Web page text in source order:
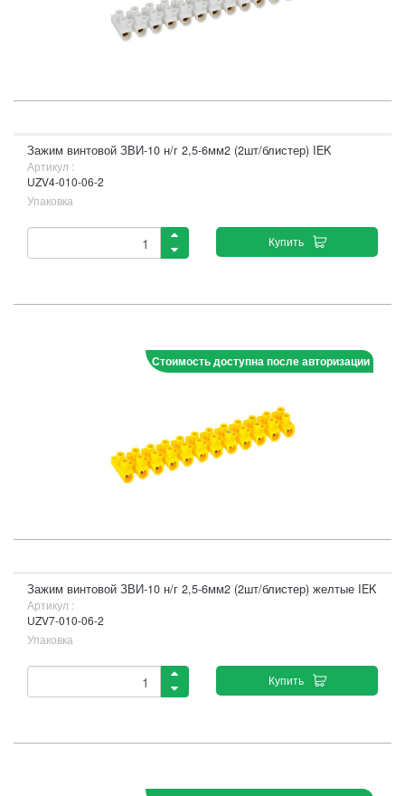
Зажим винтовой ЗВИ-10 н/г 2,5-6мм2 (2шт/блистер) IEK
Артикул :
UZV4-010-06-2
Упаковка
Купить
Стоимость доступна после авторизации
Зажим винтовой ЗВИ-10 н/г 2,5-6мм2 (2шт/блистер) желтые IEK
Артикул :
UZV7-010-06-2
Упаковка
Купить